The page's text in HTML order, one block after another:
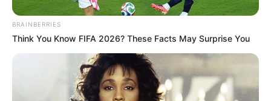
BRAINBERRIES
Think You Know FIFA 2026? These Facts May Surprise You